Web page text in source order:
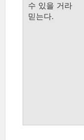
수 있을 거라
믿는다.